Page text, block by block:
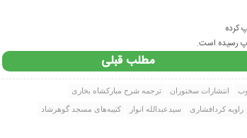
کرده
رسیده است.
مطلب قبلی
انتشارات سخنوران ترجمه شرح مبار‌کشاه بخار‌ی
راو‌یه ‌کردافشار‌ی سیدعبدالله انوار ‌کتیبه‌ها‌ی مسجد گوهرشاد